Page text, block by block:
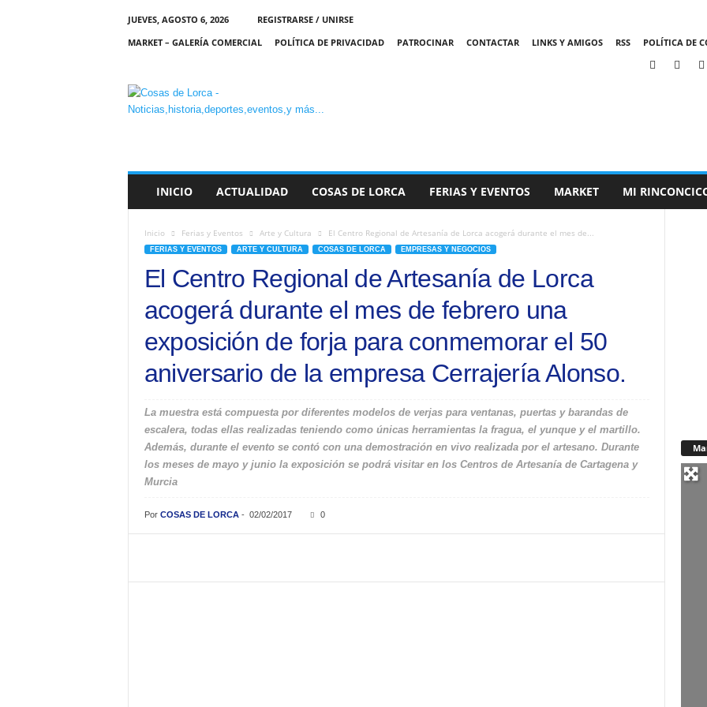
JUEVES, AGOSTO 6, 2026
REGISTRARSE / UNIRSE
MARKET – GALERÍA COMERCIAL
POLÍTICA DE PRIVACIDAD PATROCINAR CONTACTAR LINKS Y AMIGOS RSS POLÍTICA DE
C
O
S
INICIO ACTUALIDAD COSAS DE LORCA FERIAS Y EVENTOS MARKET MI
Inicio Ferias y Eventos Arte y Cultura El Centro Regional de Artesanía de Lorca acogerá durante el mes de...
FERIAS Y EVENTOS ARTE Y CULTURA COSAS DE LORCA EMPRESAS Y NEGOCIOS
El Centro Regional de Artesanía de Lorca
acogerá durante el mes de febrero una
exposición de forja para conmemorar el 50
aniversario de la empresa Cerrajería Alonso.
La muestra está compuesta por diferentes modelos de verjas para ventanas, puertas y barandas de
escalera, todas ellas realizadas teniendo como únicas herramientas la fragua, el yunque y el martillo.
Además, durante el evento se contó con una demostración en vivo realizada por el artesano. Durante
los meses de mayo y junio la exposición se podrá visitar en los Centros de Artesanía de Cartagena y
Murcia
Por COSAS DE LORCA- 02/02/2017 0